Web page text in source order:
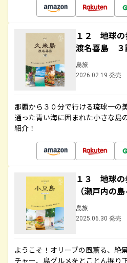
１２ 地球
渡名喜島 ３
島旅
2026.02.19 発売
那覇から３０分で行ける琉球一の
通った青い海に囲まれた小さな島
紹介！
１３ 地球
（瀬戸内
島旅
2025.06.30 発売
ようこそ！オリーブの風薫る、絶
チャー、島グルメをとことん掘り